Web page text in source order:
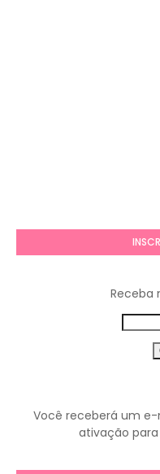
Receba
Você receberá um e-
ativação